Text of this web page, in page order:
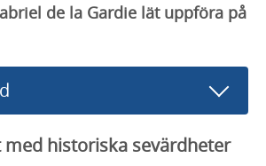
de la Gardie lät uppföra på
historiska sevärdheter